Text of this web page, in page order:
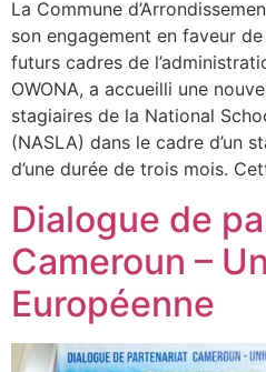
La Commune
son engagement en faveur
futurs cadres de
OWONA, a accueilli une
stagiaires de la National
(NASLA) dans le cadre d’un
d’une durée de trois mois.
Dialogue de
Cameroun –
Européenne